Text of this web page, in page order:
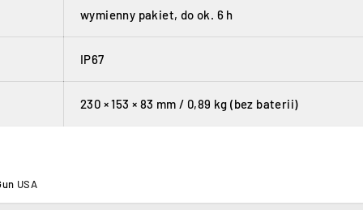
wymienny pakiet, do ok. 6 h
IP67
230 × 153 × 83 mm / 0,89 kg (bez baterii)
USA